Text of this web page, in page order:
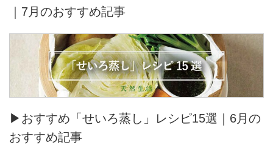
｜7月のおすすめ記事
▶おすすめ「せいろ蒸し」レシピ15選｜6月の
おすすめ記事